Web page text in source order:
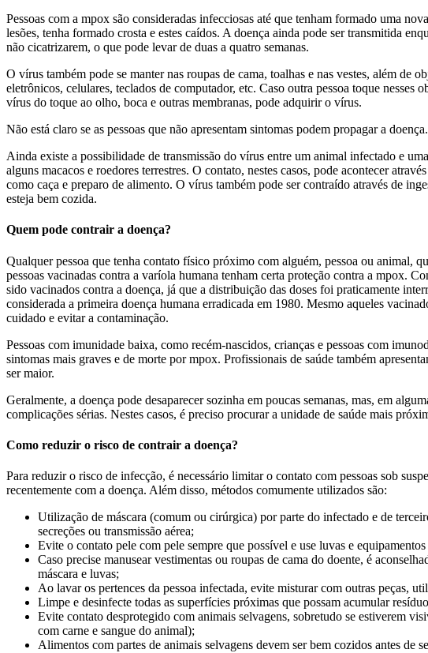
Pessoas com a mpox são consideradas infecciosas até que tenham formado uma
lesões, tenha formado crosta e estes caídos. A doença ainda pode ser transmitida
não cicatrizarem, o que pode levar de duas a quatro semanas.
O vírus também pode se manter nas roupas de cama, toalhas e nas vestes, além de
eletrônicos, celulares, teclados de computador, etc. Caso outra pessoa toque nesses
vírus do toque ao olho, boca e outras membranas, pode adquirir o vírus.
Não está claro se as pessoas que não apresentam sintomas podem propagar a doença.
Ainda existe a possibilidade de transmissão do vírus entre um animal infectado e
alguns macacos e roedores terrestres. O contato, nestes casos, pode acontecer
como caça e preparo de alimento. O vírus também pode ser contraído através de
esteja bem cozida.
Quem pode contrair a doença?
Qualquer pessoa que tenha contato físico próximo com alguém, pessoa ou animal,
pessoas vacinadas contra a varíola humana tenham certa proteção contra a mpox.
sido vacinados contra a doença, já que a distribuição das doses foi praticamente
considerada a primeira doença humana erradicada em 1980. Mesmo aqueles
cuidado e evitar a contaminação.
Pessoas com imunidade baixa, como recém-nascidos, crianças e pessoas com
sintomas mais graves e de morte por mpox. Profissionais de saúde também
ser maior.
Geralmente, a doença pode desaparecer sozinha em poucas semanas, mas, em
complicações sérias. Nestes casos, é preciso procurar a unidade de saúde mais
Como reduzir o risco de contrair a doença?
Para reduzir o risco de infecção, é necessário limitar o contato com pessoas sob
recentemente com a doença. Além disso, métodos comumente utilizados são:
Utilização de máscara (comum ou cirúrgica) por parte do infectado e de
secreções ou transmissão aérea;
Evite o contato pele com pele sempre que possível e use luvas e equipamentos
Caso precise manusear vestimentas ou roupas de cama do doente, é
máscara e luvas;
Ao lavar os pertences da pessoa infectada, evite misturar com outras peças,
Limpe e desinfecte todas as superfícies próximas que possam acumular
Evite contato desprotegido com animais selvagens, sobretudo se estiverem
com carne e sangue do animal);
Alimentos com partes de animais selvagens devem ser bem cozidos antes de